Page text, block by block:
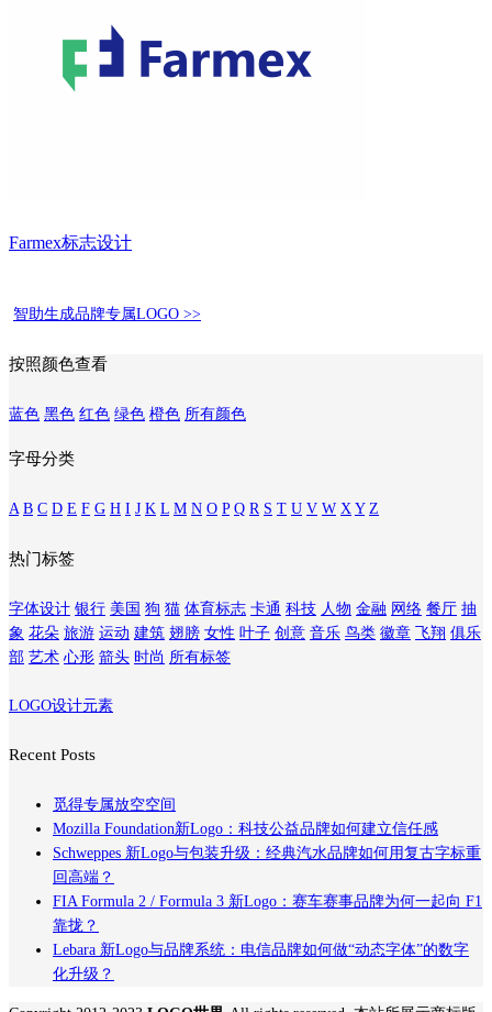
Farmex标志设计
智助生成品牌专属LOGO >>
按照颜色查看
蓝色 黑色 红色 绿色 橙色 所有颜色
字母分类
A B C D E F G H I J K L M N O P Q R S T U V W X Y Z
热门标签
字体设计 银行 美国 狗 猫 体育标志 卡通 科技 人物 金融 网络 餐厅 抽
象 花朵 旅游 运动 建筑 翅膀 女性 叶子 创意 音乐 鸟类 徽章 飞翔 俱乐
部 艺术 心形 箭头 时尚 所有标签
LOGO设计元素
Recent Posts
觅得专属放空空间
Mozilla Foundation新Logo：科技公益品牌如何建立信任感
Schweppes 新Logo与包装升级：经典汽水品牌如何用复古字标重
回高端？
FIA Formula 2 / Formula 3 新Logo：赛车赛事品牌为何一起向 F1
靠拢？
Lebara 新Logo与品牌系统：电信品牌如何做“动态字体”的数字
化升级？